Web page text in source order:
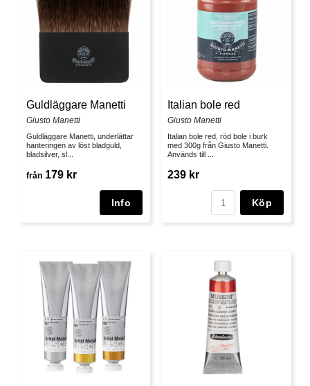
Guldläggare Manetti
Giusto Manetti
Guldläggare Manetti, underlättar
hanteringen av löst bladguld,
bladsilver, sl...
från 179 kr
Italian bole red
Giusto Manetti
Italian bole red, röd bole i burk
med 300g från Giusto Manetti.
Används till ...
239 kr
Köp